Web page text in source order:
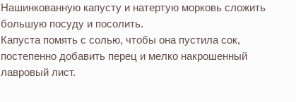
Нашинкованную капусту и натертую морковь сложить
большую посуду и посолить.
Капуста помять с солью, чтобы она пустила сок,
постепенно добавить перец и мелко накрошенный
лавровый лист.